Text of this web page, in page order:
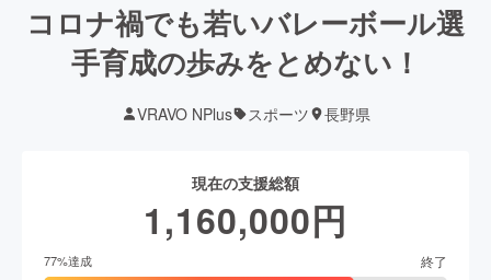
コロナ禍でも若いバレーボール選
手育成の歩みをとめない！
VRAVO NPlus スポーツ 長野県
現在の支援総額
1,160,000円
77%達成 終了